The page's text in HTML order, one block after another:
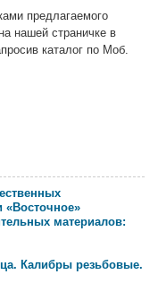
предлагаемого
нашей страничке в
каталог по Моб.
«Восточное»
материалов:
Калибры резьбовые.